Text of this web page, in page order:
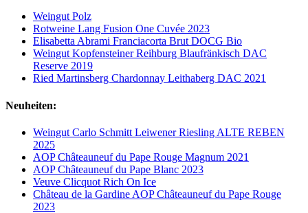
Weingut Polz
Rotweine Lang Fusion One Cuvée 2023
Elisabetta Abrami Franciacorta Brut DOCG Bio
Weingut Kopfensteiner Reihburg Blaufränkisch DAC
Reserve 2019
Ried Martinsberg Chardonnay Leithaberg DAC 2021
Neuheiten:
Weingut Carlo Schmitt Leiwener Riesling ALTE REBEN
2025
AOP Châteauneuf du Pape Rouge Magnum 2021
AOP Châteauneuf du Pape Blanc 2023
Veuve Clicquot Rich On Ice
Château de la Gardine AOP Châteauneuf du Pape Rouge
2023